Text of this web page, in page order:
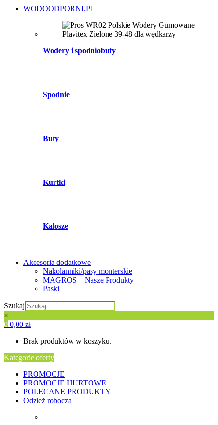
WODOODPORNI.PL
Wodery i spodniobuty
Spodnie
Buty
Kurtki
Kalosze
Akcesoria dodatkowe
Nakolanniki/pasy monterskie
MAGROS – Nasze Produkty
Paski
Szukaj
×
0 0,00 zł
Brak produktów w koszyku.
Kategorie oferty
PROMOCJE
PROMOCJE HURTOWE
POLECANE PRODUKTY
Odzież robocza